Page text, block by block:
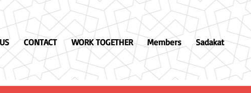
CONTACT WORK TOGETHER Members Sadakat